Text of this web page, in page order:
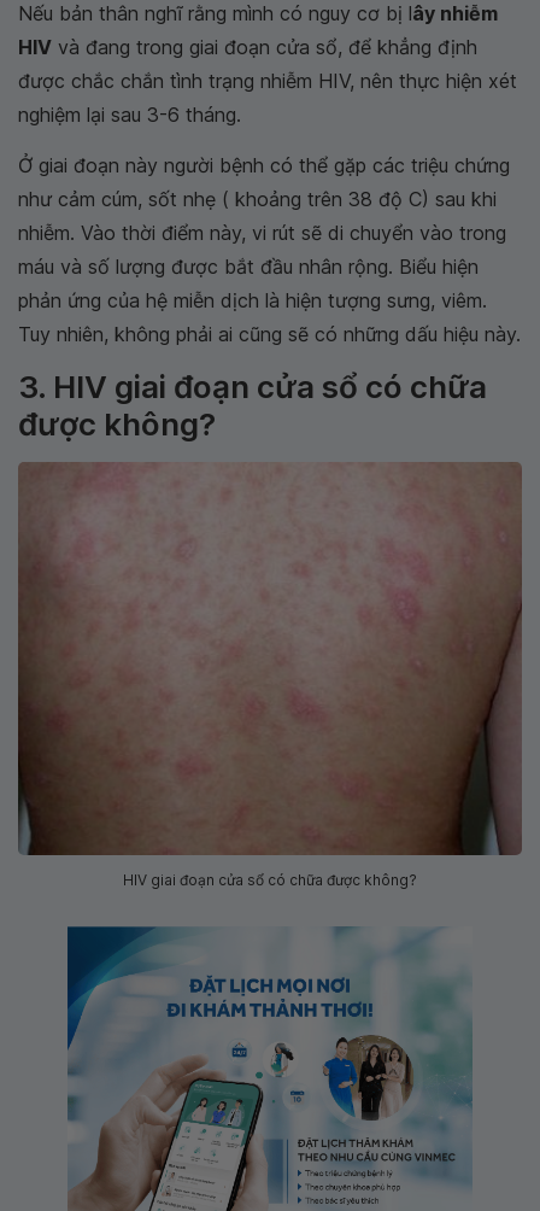
Nếu bản thân nghĩ rằng mình có nguy cơ bị lây nhiễm
HIV và đang trong giai đoạn cửa sổ, để khẳng định
được chắc chắn tình trạng nhiễm HIV, nên thực hiện xét
nghiệm lại sau 3-6 tháng.
Ở giai đoạn này người bệnh có thể gặp các triệu chứng
như cảm cúm, sốt nhẹ ( khoảng trên 38 độ C) sau khi
nhiễm. Vào thời điểm này, vi rút sẽ di chuyển vào trong
máu và số lượng được bắt đầu nhân rộng. Biểu hiện
phản ứng của hệ miễn dịch là hiện tượng sưng, viêm.
Tuy nhiên, không phải ai cũng sẽ có những dấu hiệu này.
3. HIV giai đoạn cửa sổ có chữa
được không?
HIV giai đoạn cửa sổ có chữa được không?